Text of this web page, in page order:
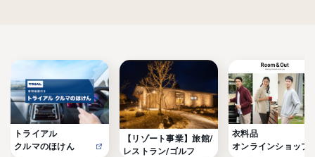
トライアル
クルマのほけん
【リゾート事業】旅館/
レストラン/ゴルフ
衣料品
オンラインショップ